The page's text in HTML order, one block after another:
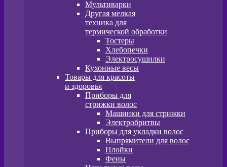
Мультиварки
Другая мелкая
техника для
термической обработки
Тостеры
Хлебопечки
Электросушилки
Кухонные весы
Товары для красоты
и здоровья
Приборы для
стрижки волос
Машинки для стрижки
Электробритвы
Приборы для укладки волос
Выпрямители для волос
Плойки
Фены